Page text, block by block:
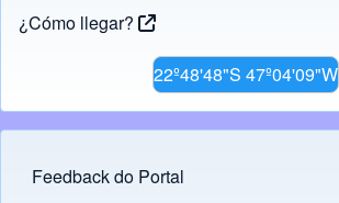
¿Cómo llegar?
22º48'48"S 47º04'09"W
Footer menu
Feedback do Portal